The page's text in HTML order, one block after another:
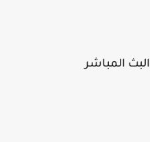
المباشر